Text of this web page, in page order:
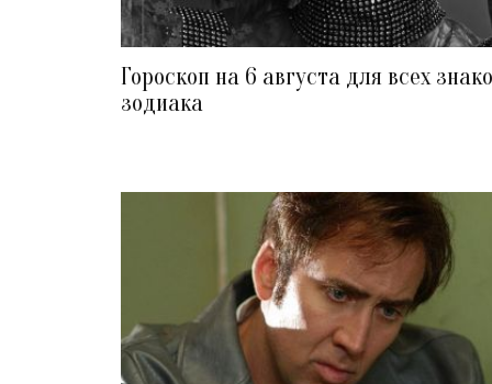
Гороскоп на 6 августа для всех
зодиака